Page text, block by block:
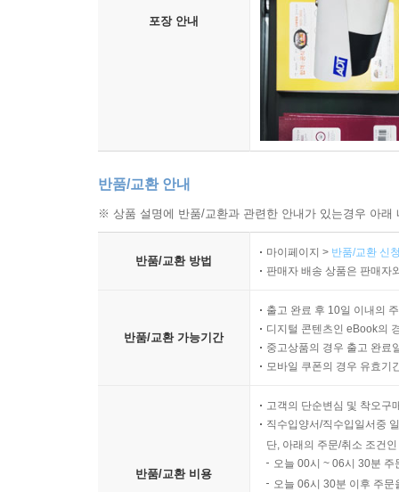
포장 안내
반품/교환 안내
※ 상품 설명에 반품/교환과 관련한 안내가 있는경우 아
반품/교환 방법
마이페이지 > 반품/교환 신
판매자 배송 상품은 판매자
반품/교환 가능기간
출고 완료 후 10일 이내의
디지털 콘텐츠인 eBook의
중고상품의 경우 출고 완료
모바일 쿠폰의 경우 유효기
반품/교환 비용
고객의 단순변심 및 착오구
직수입양서/직수입일서중
단, 아래의 주문/취소 조건
오늘 00시 ~ 06시 30분
오늘 06시 30분 이후 주